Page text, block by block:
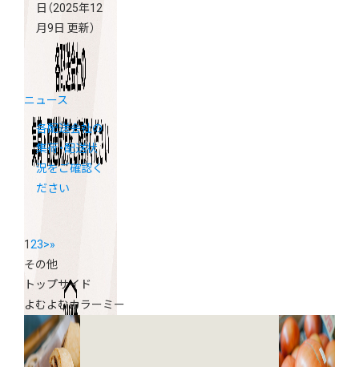
日 （2025年12
月9日 更新）
ニュース
各配送会社の
集荷・配送状
況をご確認く
ださい
123>»
その他
トップサイド
よむよむカラーミー